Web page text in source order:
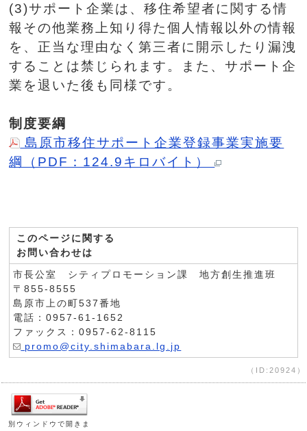
(3)サポート企業は、移住希望者に関する情
報その他業務上知り得た個人情報以外の情報
を、正当な理由なく第三者に開示したり漏洩
することは禁じられます。また、サポート企
業を退いた後も同様です。
制度要綱
島原市移住サポート企業登録事業実施要
綱（PDF：124.9キロバイト）
このページに関する
お問い合わせは
市長公室 シティプロモーション課 地方創生推進班
〒855-8555
島原市上の町537番地
電話：0957-61-1652
ファックス：0957-62-8115
promo@city.shimabara.lg.jp
（ID:20924）
別ウィンドウで開きま